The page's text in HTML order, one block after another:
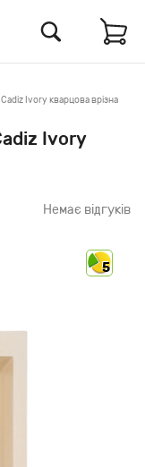
Ivory кварцова врізна
Ivory
Немає відгуків
5